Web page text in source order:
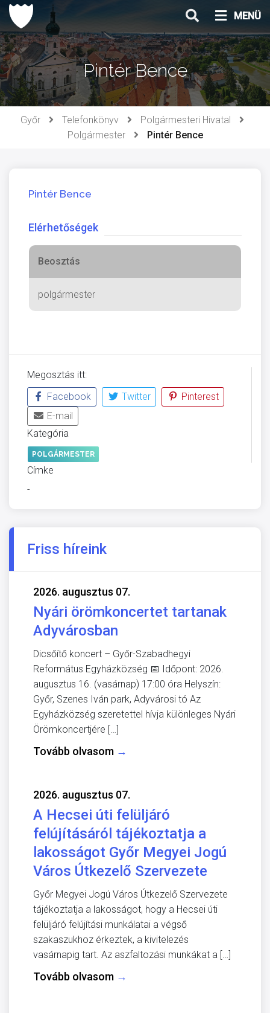
Ugrás
tartalomhoz
MENÜ
Pintér Bence
Győr Telefonkönyv
Polgármesteri Hivatal
Polgármester
Pintér Bence
Pintér Bence
Elérhetőségek
Beosztás
polgármester
Megosztás itt:
Facebook
Twitter
Pinterest
E-mail
Kategória
POLGÁRMESTER
Címke
-
Friss híreink
2026. augusztus 07.
Nyári örömkoncertet tartanak
Adyvárosban
Dicsőítő koncert – Győr-Szabadhegyi
Református Egyházközség 📅 Időpont: 2026.
augusztus 16. (vasárnap) 17:00 óra Helyszín:
Győr, Szenes Iván park, Adyvárosi tó Az
Egyházközség szeretettel hívja különleges Nyári
Örömkoncertjére […]
Tovább olvasom →
2026. augusztus 07.
A Hecsei úti felüljáró
felújításáról tájékoztatja a
lakosságot Győr Megyei Jogú
Város Útkezelő Szervezete
Győr Megyei Jogú Város Útkezelő Szervezete
tájékoztatja a lakosságot, hogy a Hecsei úti
felüljáró felújítási munkálatai a végső
szakaszukhoz érkeztek, a kivitelezés
vasárnapig tart. Az aszfaltozási munkákat a […]
Tovább olvasom →